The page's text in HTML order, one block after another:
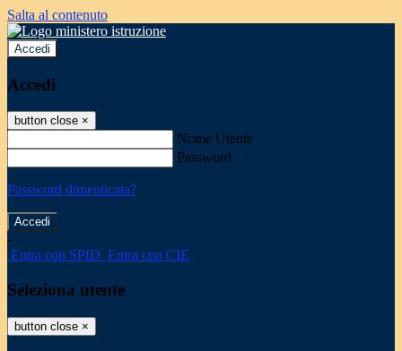
Salta al contenuto
Accedi
Accedi
button close ×
Nome Utente
Password
Password dimenticata?
-
Entra con SPID Entra con CIE
Seleziona utente
button close ×